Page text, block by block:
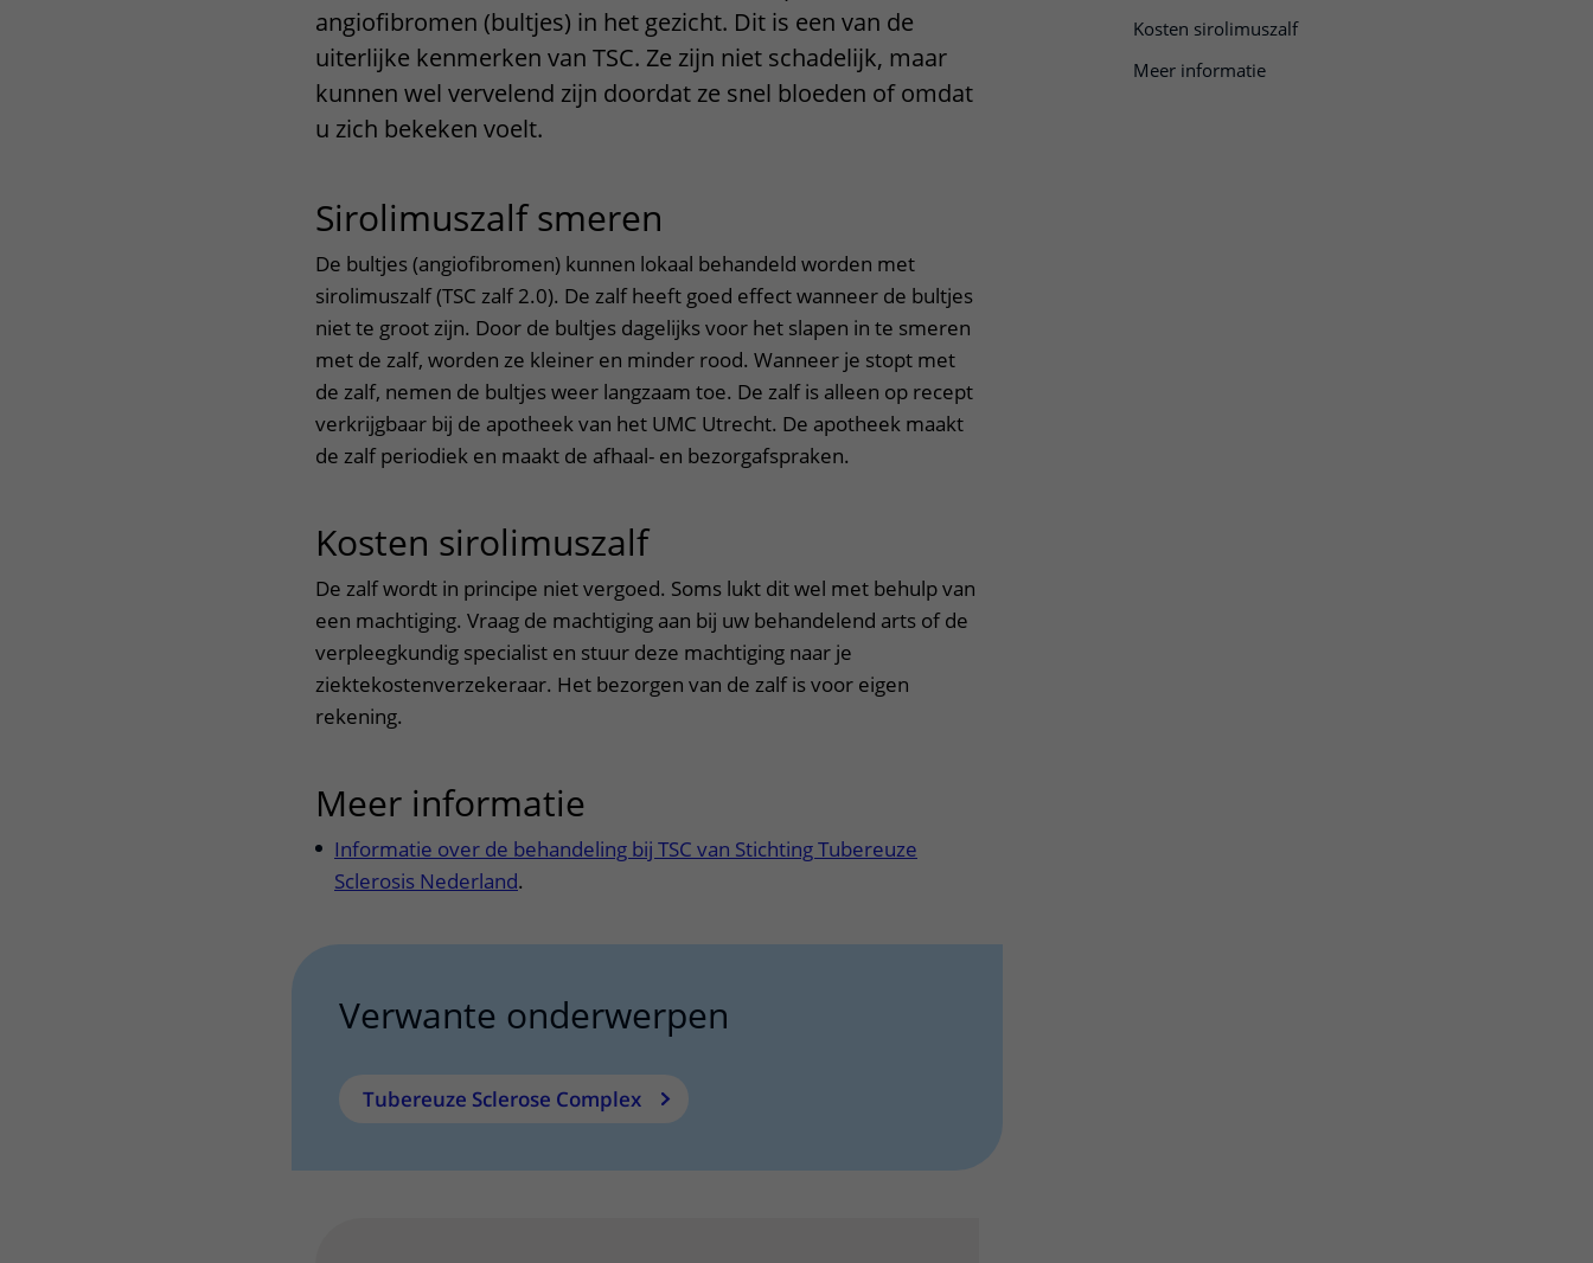
Bezoektijden
Wijzigen patiëntgegevens
Contact met verpleegafdeling
Het Wilhelmina
Kosten sirolimuszalf
Meer informatie
angiofibromen (bultjes) in het gezicht. Dit is een van de
uiterlijke kenmerken van TSC. Ze zijn niet schadelijk, maar
kunnen wel vervelend zijn doordat ze snel bloeden of omdat
u zich bekeken voelt.
Sirolimuszalf smeren
De bultjes (angiofibromen) kunnen lokaal behandeld worden met
sirolimuszalf (TSC zalf 2.0). De zalf heeft goed effect wanneer de bultjes
niet te groot zijn. Door de bultjes dagelijks voor het slapen in te smeren
met de zalf, worden ze kleiner en minder rood. Wanneer je stopt met
de zalf, nemen de bultjes weer langzaam toe. De zalf is alleen op recept
verkrijgbaar bij de apotheek van het UMC Utrecht. De apotheek maakt
de zalf periodiek en maakt de afhaal- en bezorgafspraken.
Kosten sirolimuszalfuitklapper, klik om te openen
De zalf wordt in principe niet vergoed. Soms lukt dit wel met behulp van
een machtiging. Vraag de machtiging aan bij uw behandelend arts of de
verpleegkundig specialist en stuur deze machtiging naar je
ziektekostenverzekeraar. Het bezorgen van de zalf is voor eigen
rekening.
Meer informatie
Informatie over de behandeling bij TSC van Stichting Tubereuze
Sclerosis Nederland.
Verwante onderwerpen
Tubereuze Sclerose Complex